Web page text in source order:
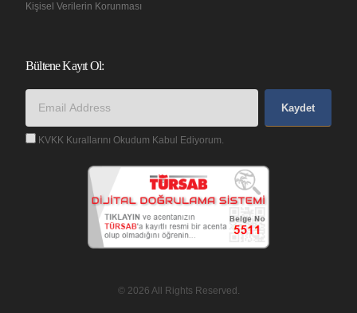
Kişisel Verilerin Korunması
Bültene Kayıt Ol:
Kaydet
KVKK Kurallarını Okudum Kabul Ediyorum.
© 2026 All Rights Reserved.